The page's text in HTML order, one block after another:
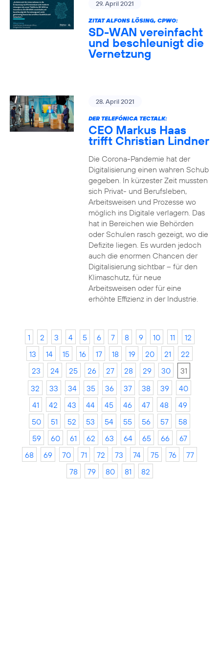
29. April 2021
ZITAT ALFONS LÖSING, CPWO:
SD-WAN vereinfacht
und beschleunigt die
Vernetzung
28. April 2021
DER TELEFÓNICA TECTALK:
CEO Markus Haas
trifft Christian Lindner
Die Corona-Pandemie hat der
Digitalisierung einen wahren Schub
gegeben. In kürzester Zeit mussten
sich Privat- und Berufsleben,
Arbeitsweisen und Prozesse wo
möglich ins Digitale verlagern. Das
hat in Bereichen wie Behörden
oder Schulen rasch gezeigt, wo die
Defizite liegen. Es wurden jedoch
auch die enormen Chancen der
Digitalisierung sichtbar – für den
Klimaschutz, für neue
Arbeitsweisen oder für eine
erhöhte Effizienz in der Industrie.
1 2 3 4 5 6 7 8 9 10 11
12
13
14 15 16 17 18 19 20 21
22
23
24 25 26 27 28 29 30
31
32
33 34 35 36 37 38 39
40
41
42 43 44 45 46 47 48
49
50
51 52 53 54 55 56 57
58
59
60 61 62 63 64 65 66
67
68
69 70 71 72 73 74 75 76
77
78
79 80 81 82